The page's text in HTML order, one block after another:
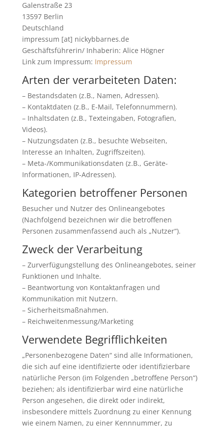
Galenstraße 23
13597 Berlin
Deutschland
impressum [at] nickybbarnes.de
Geschäftsführerin/ Inhaberin: Alice Högner
Link zum Impressum: Impressum
Arten der verarbeiteten Daten:
– Bestandsdaten (z.B., Namen, Adressen).
– Kontaktdaten (z.B., E-Mail, Telefonnummern).
– Inhaltsdaten (z.B., Texteingaben, Fotografien,
Videos).
– Nutzungsdaten (z.B., besuchte Webseiten,
Interesse an Inhalten, Zugriffszeiten).
– Meta-/Kommunikationsdaten (z.B., Geräte-
Informationen, IP-Adressen).
Kategorien betroffener Personen
Besucher und Nutzer des Onlineangebotes
(Nachfolgend bezeichnen wir die betroffenen
Personen zusammenfassend auch als „Nutzer“).
Zweck der Verarbeitung
– Zurverfügungstellung des Onlineangebotes, seiner
Funktionen und Inhalte.
– Beantwortung von Kontaktanfragen und
Kommunikation mit Nutzern.
– Sicherheitsmaßnahmen.
– Reichweitenmessung/Marketing
Verwendete Begrifflichkeiten
„Personenbezogene Daten“ sind alle Informationen,
die sich auf eine identifizierte oder identifizierbare
natürliche Person (im Folgenden „betroffene Person“)
beziehen; als identifizierbar wird eine natürliche
Person angesehen, die direkt oder indirekt,
insbesondere mittels Zuordnung zu einer Kennung
wie einem Namen, zu einer Kennnummer, zu